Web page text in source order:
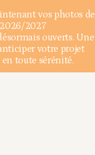
vos photos de
2027
ouverts. Une
votre projet
toute sérénité.